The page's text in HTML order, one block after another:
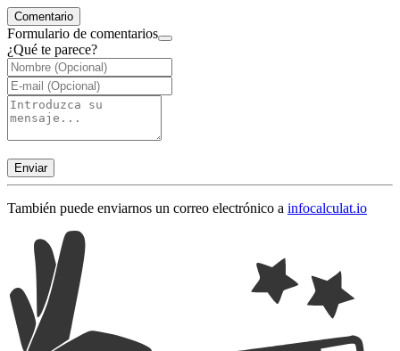
Comentario
Formulario de comentarios
¿Qué te parece?
Enviar
También puede enviarnos un correo electrónico a infocalculat.io